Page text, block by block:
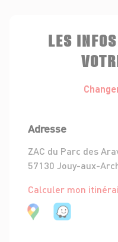
LES
Adresse
ZAC du Parc des
57130 Jouy-aux-
Calculer mon